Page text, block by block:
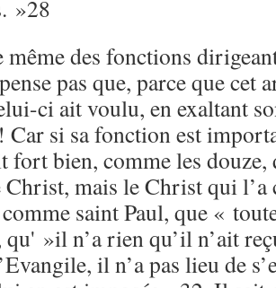
»28
même des fonctions
pas que, parce que cet
ci ait voulu, en exaltant
si sa fonction est
fort bien, comme les douze,
Christ, mais le Christ qui
saint Paul, que «
»il n’a rien qu’il n’ait
il n’a pas lieu de